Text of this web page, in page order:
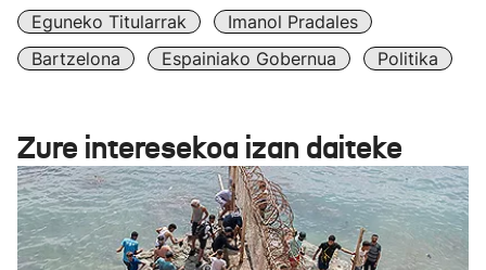
Eguneko Titularrak
Imanol Pradales
Bartzelona
Espainiako Gobernua Politika
Zure interesekoa izan daiteke